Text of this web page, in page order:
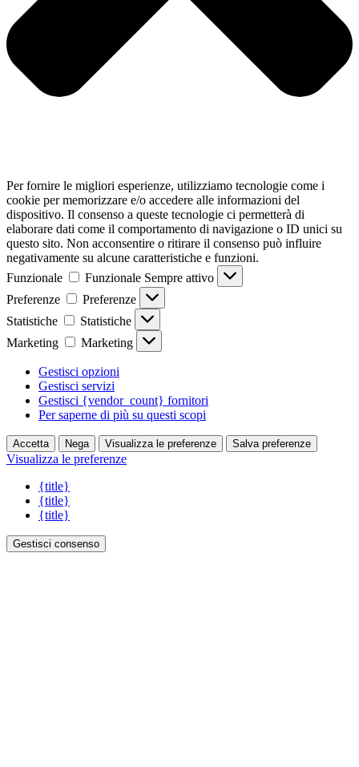
Per fornire le migliori esperienze, utilizziamo tecnologie come i
cookie per memorizzare e/o accedere alle informazioni del
dispositivo. Il consenso a queste tecnologie ci permetterà di
elaborare dati come il comportamento di navigazione o ID unici su
questo sito. Non acconsentire o ritirare il consenso può influire
negativamente su alcune caratteristiche e funzioni.
Funzionale
Funzionale Sempre attivo
Preferenze
Preferenze
Statistiche
Statistiche
Marketing
Marketing
Gestisci opzioni
Gestisci servizi
Gestisci {vendor_count} fornitori
Per saperne di più su questi scopi
Accetta Nega Visualizza le preferenze Salva preferenze
Visualizza le preferenze
{title}
{title}
{title}
Gestisci consenso